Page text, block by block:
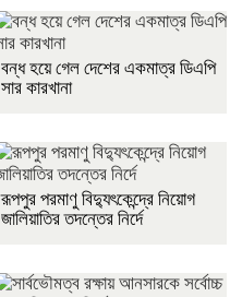
বন্ধ হয়ে গেল দেশের একমাত্র ডিএপি
সার কারখানা
রূপপুর পরমাণু বিদ্যুৎকেন্দ্রে নিয়োগ
জালিয়াতির তদন্তের নির্দে